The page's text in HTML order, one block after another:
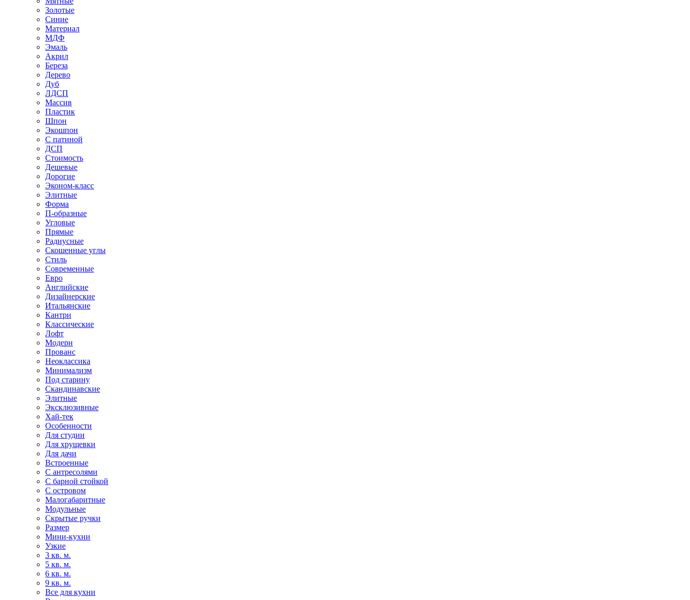
Золотые
Синие
Материал
МДФ
Эмаль
Акрил
Береза
Дерево
Дуб
ЛДСП
Массив
Пластик
Шпон
Экошпон
С патиной
ДСП
Стоимость
Дешевые
Дорогие
Эконом-класс
Элитные
Форма
П-образные
Угловые
Прямые
Радиусные
Скошенные углы
Стиль
Современные
Евро
Английские
Дизайнерские
Итальянские
Кантри
Классические
Лофт
Модерн
Прованс
Неоклассика
Минимализм
Под старину
Скандинавские
Элитные
Эксклюзивные
Хай-тек
Особенности
Для студии
Для хрущевки
Для дачи
Встроенные
С антресолями
С барной стойкой
С островом
Малогабаритные
Модульные
Скрытые ручки
Размер
Мини-кухни
Узкие
3 кв. м.
5 кв. м.
6 кв. м.
9 кв. м.
Все для кухни